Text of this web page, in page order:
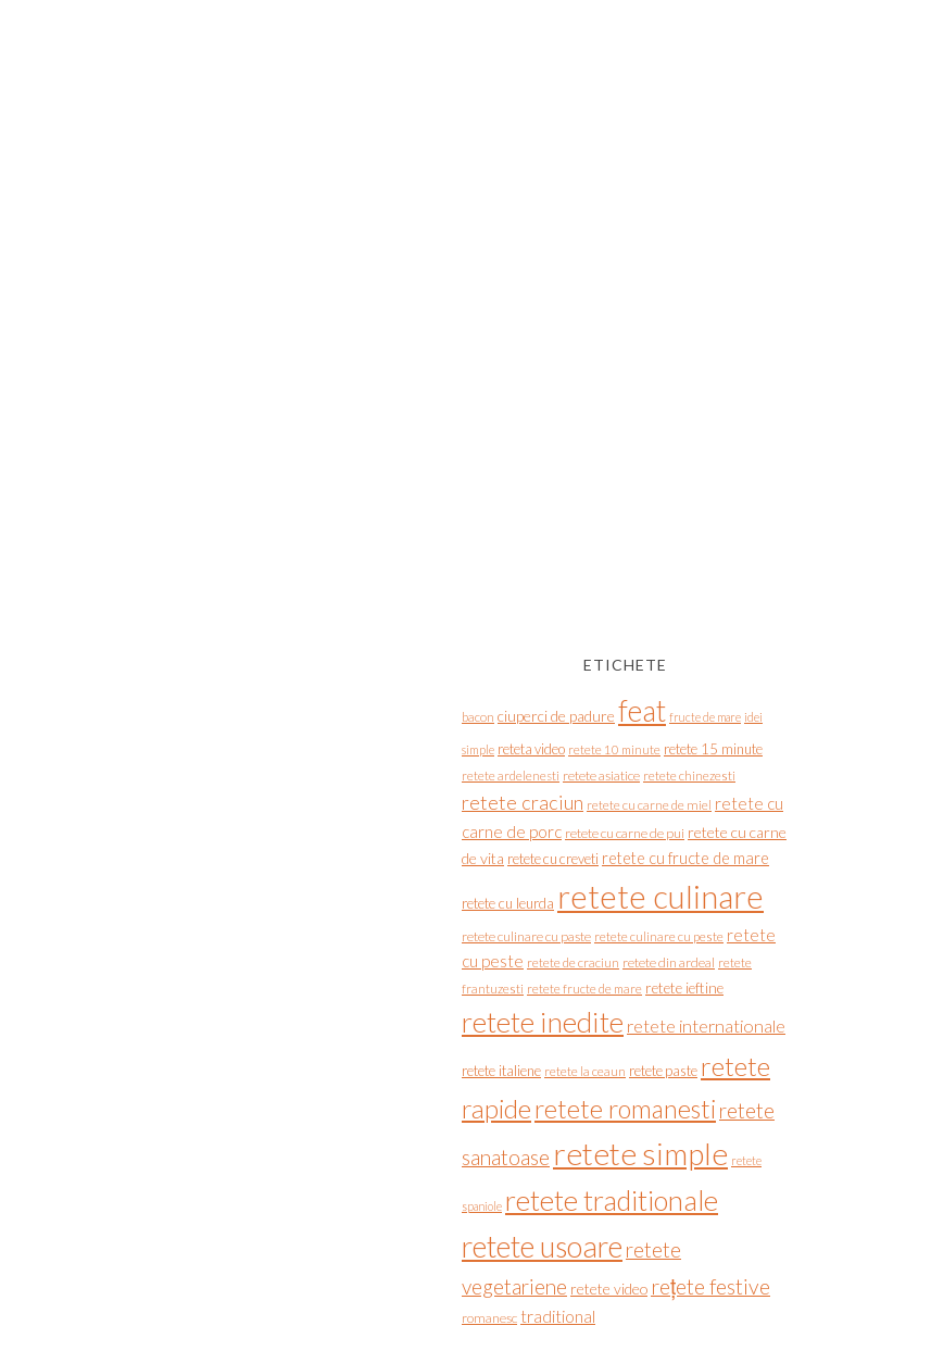
ETICHETE
bacon ciuperci de padure feat fructe de mare idei
simple reteta video retete 10 minute retete 15 minute
retete ardelenesti retete asiatice retete chinezesti
retete craciun retete cu carne de miel retete cu
carne de porc retete cu carne de pui retete cu carne
de vita retete cu creveti retete cu fructe de mare
retete cu leurda retete culinare
retete culinare cu paste retete culinare cu peste retete
cu peste retete de craciun retete din ardeal retete
frantuzesti retete fructe de mare retete ieftine
retete inedite retete internationale
retete italiene retete la ceaun retete paste retete
rapideretete romanesti retete
sanatoase retete simple retete
spaniole retete traditionale
retete usoare retete
vegetariene retete video rețete festive
romanesc traditional